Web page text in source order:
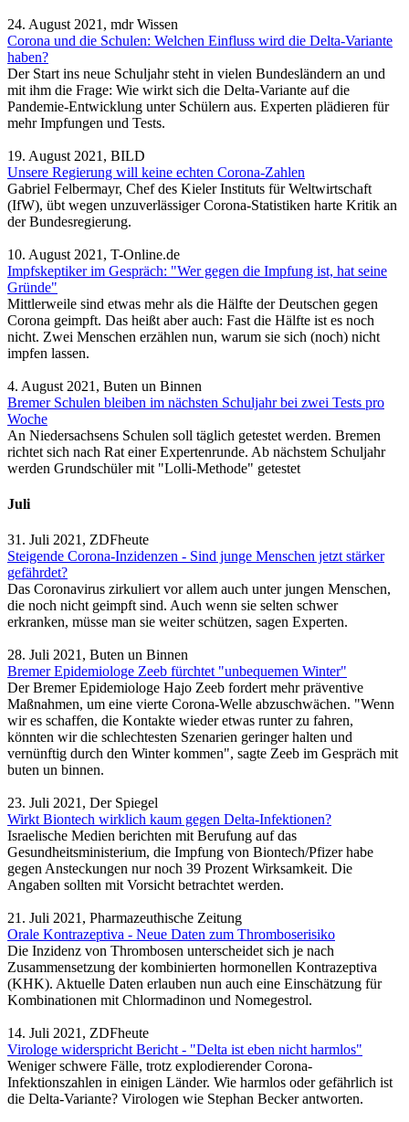
24. August 2021, mdr Wissen
Corona und die Schulen: Welchen Einfluss wird die Delta-Variante
haben?
Der Start ins neue Schuljahr steht in vielen Bundesländern an und
mit ihm die Frage: Wie wirkt sich die Delta-Variante auf die
Pandemie-Entwicklung unter Schülern aus. Experten plädieren für
mehr Impfungen und Tests.
19. August 2021, BILD
Unsere Regierung will keine echten Corona-Zahlen
Gabriel Felbermayr, Chef des Kieler Instituts für Weltwirtschaft
(IfW), übt wegen unzuverlässiger Corona-Statistiken harte Kritik an
der Bundesregierung.
10. August 2021, T-Online.de
Impfskeptiker im Gespräch: "Wer gegen die Impfung ist, hat seine
Gründe"
Mittlerweile sind etwas mehr als die Hälfte der Deutschen gegen
Corona geimpft. Das heißt aber auch: Fast die Hälfte ist es noch
nicht. Zwei Menschen erzählen nun, warum sie sich (noch) nicht
impfen lassen.
4. August 2021, Buten un Binnen
Bremer Schulen bleiben im nächsten Schuljahr bei zwei Tests pro
Woche
An Niedersachsens Schulen soll täglich getestet werden. Bremen
richtet sich nach Rat einer Expertenrunde. Ab nächstem Schuljahr
werden Grundschüler mit "Lolli-Methode" getestet
Juli
31. Juli 2021, ZDFheute
Steigende Corona-Inzidenzen - Sind junge Menschen jetzt stärker
gefährdet?
Das Coronavirus zirkuliert vor allem auch unter jungen Menschen,
die noch nicht geimpft sind. Auch wenn sie selten schwer
erkranken, müsse man sie weiter schützen, sagen Experten.
28. Juli 2021, Buten un Binnen
Bremer Epidemiologe Zeeb fürchtet "unbequemen Winter"
Der Bremer Epidemiologe Hajo Zeeb fordert mehr präventive
Maßnahmen, um eine vierte Corona-Welle abzuschwächen. "Wenn
wir es schaffen, die Kontakte wieder etwas runter zu fahren,
könnten wir die schlechtesten Szenarien geringer halten und
vernünftig durch den Winter kommen", sagte Zeeb im Gespräch mit
buten un binnen.
23. Juli 2021, Der Spiegel
Wirkt Biontech wirklich kaum gegen Delta-Infektionen?
Israelische Medien berichten mit Berufung auf das
Gesundheitsministerium, die Impfung von Biontech/Pfizer habe
gegen Ansteckungen nur noch 39 Prozent Wirksamkeit. Die
Angaben sollten mit Vorsicht betrachtet werden.
21. Juli 2021, Pharmazeuthische Zeitung
Orale Kontrazeptiva - Neue Daten zum Thromboserisiko
Die Inzidenz von Thrombosen unterscheidet sich je nach
Zusammensetzung der kombinierten hormonellen Kontrazeptiva
(KHK). Aktuelle Daten erlauben nun auch eine Einschätzung für
Kombinationen mit Chlormadinon und Nomegestrol.
14. Juli 2021, ZDFheute
Virologe widerspricht Bericht - "Delta ist eben nicht harmlos"
Weniger schwere Fälle, trotz explodierender Corona-
Infektionszahlen in einigen Länder. Wie harmlos oder gefährlich ist
die Delta-Variante? Virologen wie Stephan Becker antworten.